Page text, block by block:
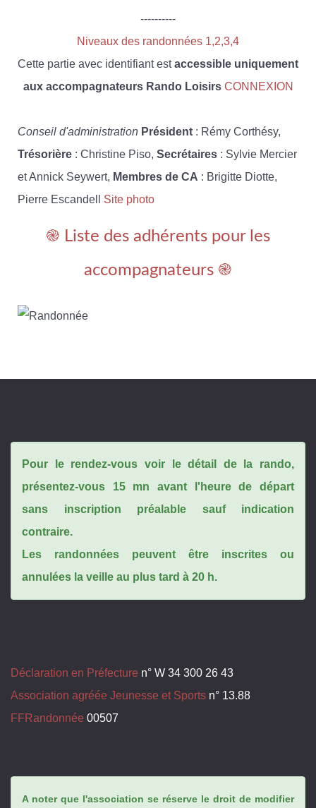
----------
Niveaux des randonnées 1,2,3,4
Cette partie avec identifiant estaccessible uniquement
aux accompagnateurs Rando Loisirs CONNEXION
Conseil d'administration Président : Rémy Corthésy,
Trésorière : Christine Piso, Secrétaires : Sylvie Mercier
et Annick Seywert, Membres de CA : Brigitte Diotte,
Pierre Escandell Site photo
֎ Liste des adhérents pour les
accompagnateurs ֎
Pour le rendez-vous voir le détail de la rando,
présentez-vous 15 mn avant l'heure de départ
sans inscription préalable sauf indication
contraire.
Les randonnées peuvent être inscrites ou
annulées la veille au plus tard à 20 h.
Déclaration en Préfecture n° W 34 300 26 43
Association agréée Jeunesse et Sports n° 13.88
FFRandonnée 00507
A noter que l'association se réserve le droit de modifier